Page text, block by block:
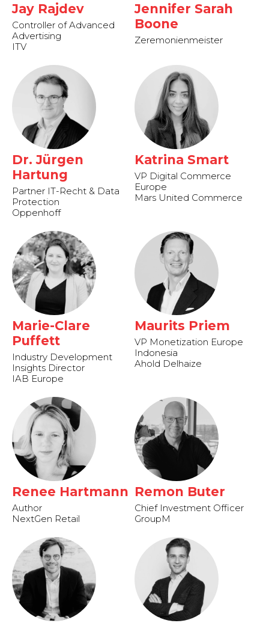
Jay Rajdev
Controller of Advanced
Advertising
ITV
Jennifer Sarah
Boone
Zeremonienmeister
Dr. Jürgen
Hartung
Partner IT-Recht & Data
Protection
Oppenhoff
Katrina Smart
VP Digital Commerce
Europe
Mars United Commerce
Marie-Clare
Puffett
Industry Development
Insights Director
IAB Europe
Maurits Priem
VP Monetization Europe
Indonesia
Ahold Delhaize
Renee Hartmann
Author
NextGen Retail
Remon Buter
Chief Investment Officer
GroupM